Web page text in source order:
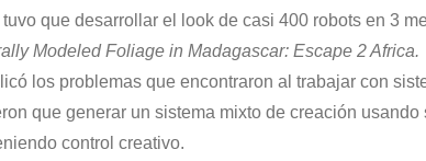
tuvo que desarrollar el look de casi 400 robots en 3
Modeled Foliage in Madagascar: Escape 2 Africa.
los problemas que encontraron al trabajar con
que generar un sistema mixto de creación
control creativo.